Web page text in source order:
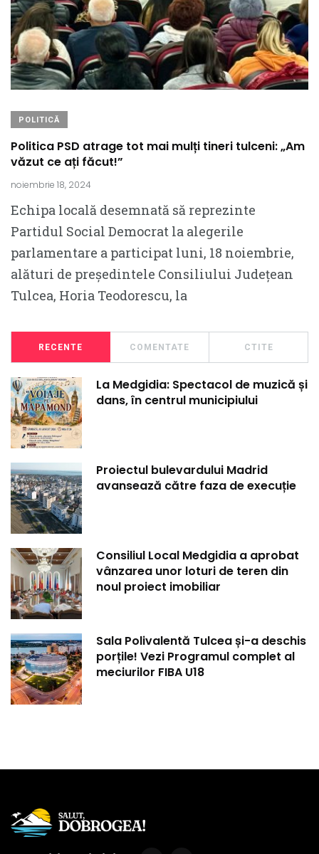
POLITICĂ
Politica PSD atrage tot mai mulți tineri tulceni: „Am
văzut ce ați făcut!”
noiembrie 18, 2024
Echipa locală desemnată să reprezinte
Partidul Social Democrat la alegerile
parlamentare a participat luni, 18 noiembrie,
alături de președintele Consiliului Județean
Tulcea, Horia Teodorescu, la
RECENTE COMENTATE CTITE
La Medgidia: Spectacol de muzică și
dans, în centrul municipiului
Proiectul bulevardului Madrid
avansează către faza de execuție
Consiliul Local Medgidia a aprobat
vânzarea unor loturi de teren din
noul proiect imobiliar
Sala Polivalentă Tulcea și-a deschis
porțile! Vezi Programul complet al
meciurilor FIBA U18